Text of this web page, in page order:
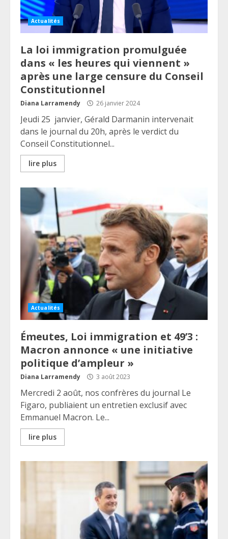
Actualités
La loi immigration promulguée
dans « les heures qui viennent »
après une large censure du Conseil
Constitutionnel
Diana Larramendy 26 janvier 2024
Jeudi 25 janvier, Gérald Darmanin intervenait
dans le journal du 20h, après le verdict du
Conseil Constitutionnel...
lire plus
Actualités
Émeutes, Loi immigration et 49’3 :
Macron annonce « une initiative
politique d’ampleur »
Diana Larramendy 3 août 2023
Mercredi 2 août, nos confrères du journal Le
Figaro, publiaient un entretien exclusif avec
Emmanuel Macron. Le...
lire plus